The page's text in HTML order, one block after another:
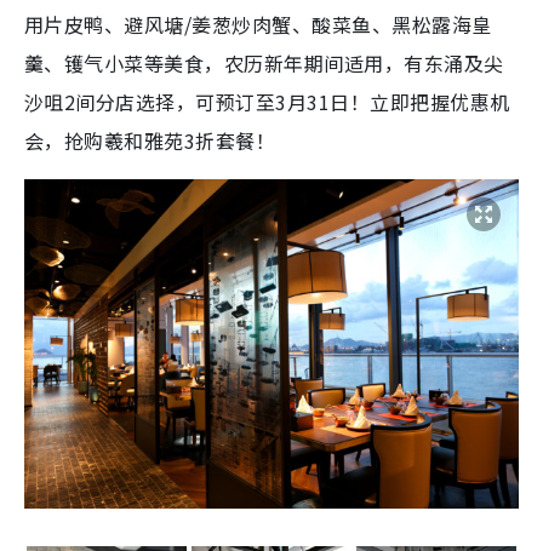
用片皮鸭、避风塘/姜葱炒肉蟹、酸菜鱼、黑松露海皇
羹、镬气小菜等美食，农历新年期间适用，有东涌及尖
沙咀2间分店选择，可预订至3月31日！立即把握优惠机
会，抢购羲和雅苑3折套餐！